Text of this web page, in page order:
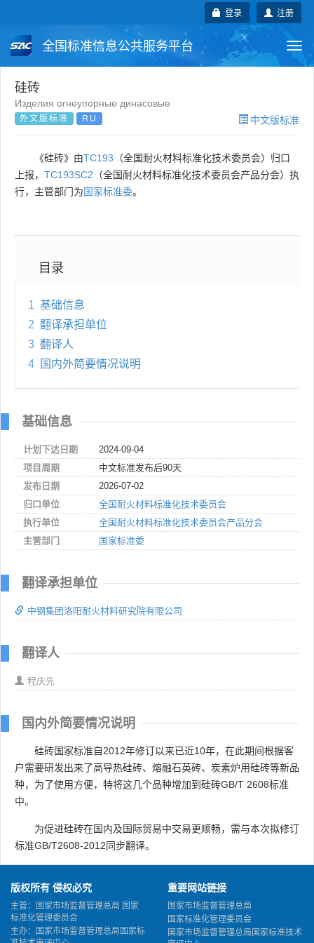
注册
登录
全国标准信息公共服务平台
国家标准
团体标准 国际标准
国外标准 技术委员会
硅砖
Изделия огнеупорные динасовые
外文版标准 RU 中文版标准
《硅砖》由TC193 （全国耐火材料标准化技术委员会）归口
上报， TC193SC2 （全国耐火材料标准化技术委员会产品分会）执
行，主管部门为国家标准委。
目录
1 基础信息
2 翻译承担单位
3 翻译人
4
国内外简要情况说明
基础信息
计划下达日期
2024-09-04
项目周期
中文标准发布后90天
发布日期
2026-07-02
归口单位
全国耐火材料标准化技术委员会
执行单位
全国耐火材料标准化技术委员会产品分会
主管部门
国家标准委
翻译承担单位
中钢集团洛阳耐火材料研究院有限公司
翻译人
程庆先
国内外简要情况说明
硅砖国家标准自2012年修订以来已近10年，在此期间根据客
户需要研发出来了高导热硅砖、熔融石英砖、炭素炉用硅砖等新品
种，为了使用方便，特将这几个品种增加到硅砖GB/T 2608标准
中。
为促进硅砖在国内及国际贸易中交易更顺畅，需与本次拟修订
标准GB/T2608-2012同步翻译。
版权所有 侵权必究
主管：国家市场监督管理总局 国家
标准化管理委员会
主办：国家市场监督管理总局国家标
重要网站链接
国家市场监督管理总局
国家标准化管理委员会
国家市场监督管理总局国家标准技术